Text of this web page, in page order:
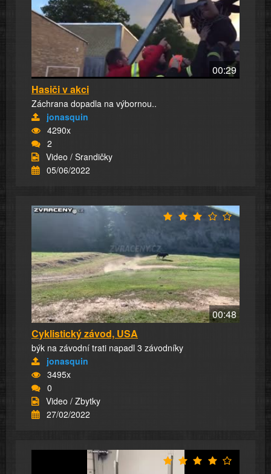
00:29
Hasiči v akci
Záchrana dopadla na výbornou..
jonasquin
4290x
2
Video / Srandičky
05/06/2022
00:48
Cyklistický závod, USA
býk na závodní trati napadl 3 závodníky
jonasquin
3495x
0
Video / Zbytky
27/02/2022